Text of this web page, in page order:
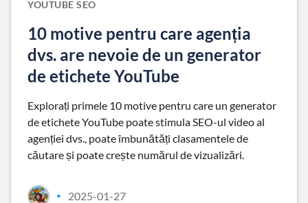
YOUTUBE SEO
10 motive pentru care agenția
dvs. are nevoie de un generator
de etichete YouTube
Explorați primele 10 motive pentru care un generator
de etichete YouTube poate stimula SEO-ul video al
agenției dvs., poate îmbunătăți clasamentele de
căutare și poate crește numărul de vizualizări.
• 2025-01-27